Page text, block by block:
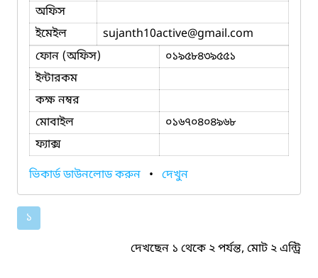
অফিস
ইমেইল
sujanth10active@gmail.com
ফোন (অফিস)
০১৯৫৮৪৩৯৫৫১
ইন্টারকম
কক্ষ নম্বর
মোবাইল
০১৬৭০৪০৪৯৬৮
ফ্যাক্স
ভিকার্ড ডাউনলোড করুন • দেখুন
১
দেখছেন ১ থেকে ২ পর্যন্ত, মোট ২ এন্ট্রি